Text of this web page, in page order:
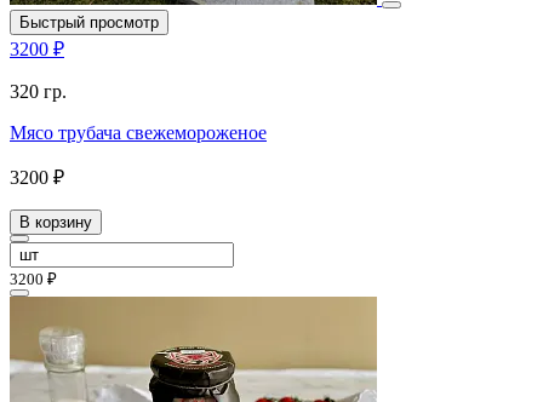
Быстрый просмотр
3200 ₽
320 гр.
Мясо трубача свежемороженое
3200 ₽
В корзину
3200 ₽